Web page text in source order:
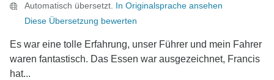
Automatisch übersetzt. In Originalsprache ansehen
Diese Übersetzung bewerten
Es war eine tolle Erfahrung, unser Führer und mein Fahrer
waren fantastisch. Das Essen war ausgezeichnet, Francis
hat...